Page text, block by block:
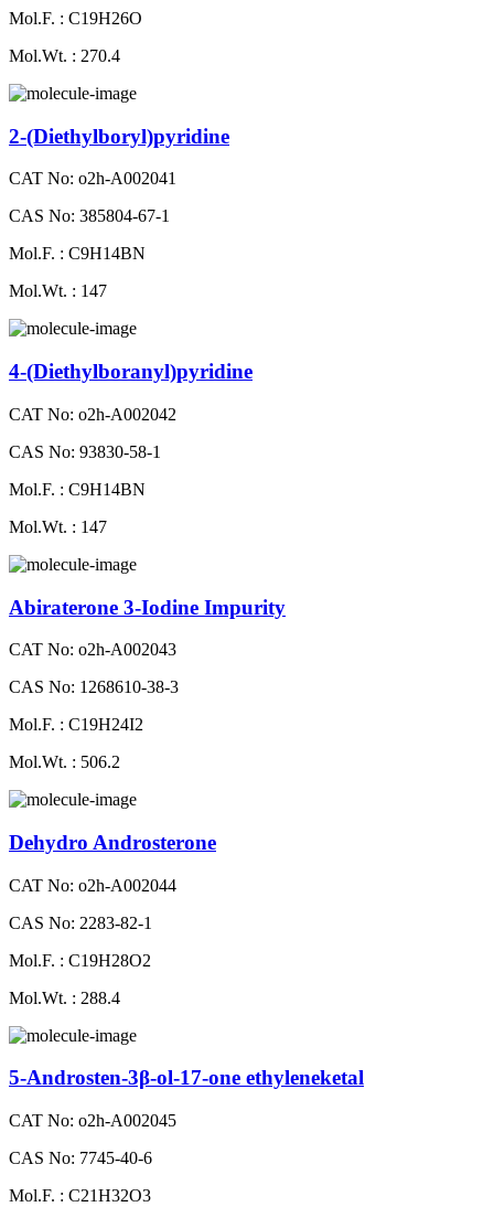
Mol.F. : C19H26O
Mol.Wt. : 270.4
2-​(Diethylboryl)pyridine
CAT No: o2h-A002041
CAS No: 385804-67-1
Mol.F. : C9H14BN
Mol.Wt. : 147
4-(Diethylboranyl)​pyridine
CAT No: o2h-A002042
CAS No: 93830-58-1
Mol.F. : C9H14BN
Mol.Wt. : 147
Abiraterone 3-Iodine Impurity
CAT No: o2h-A002043
CAS No: 1268610-38-3
Mol.F. : C19H24I2
Mol.Wt. : 506.2
Dehydro Androsterone
CAT No: o2h-A002044
CAS No: 2283-82-1
Mol.F. : C19H28O2
Mol.Wt. : 288.4
5-Androsten-3β-ol-17-one ethyleneketal
CAT No: o2h-A002045
CAS No: 7745-40-6
Mol.F. : C21H32O3